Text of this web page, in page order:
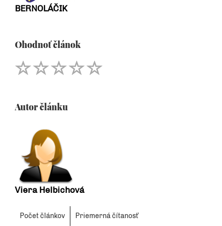
BERNOLÁČIK
Ohodnoť článok
Autor článku
Viera Helbichová
Počet článkov
Priemerná čítanosť